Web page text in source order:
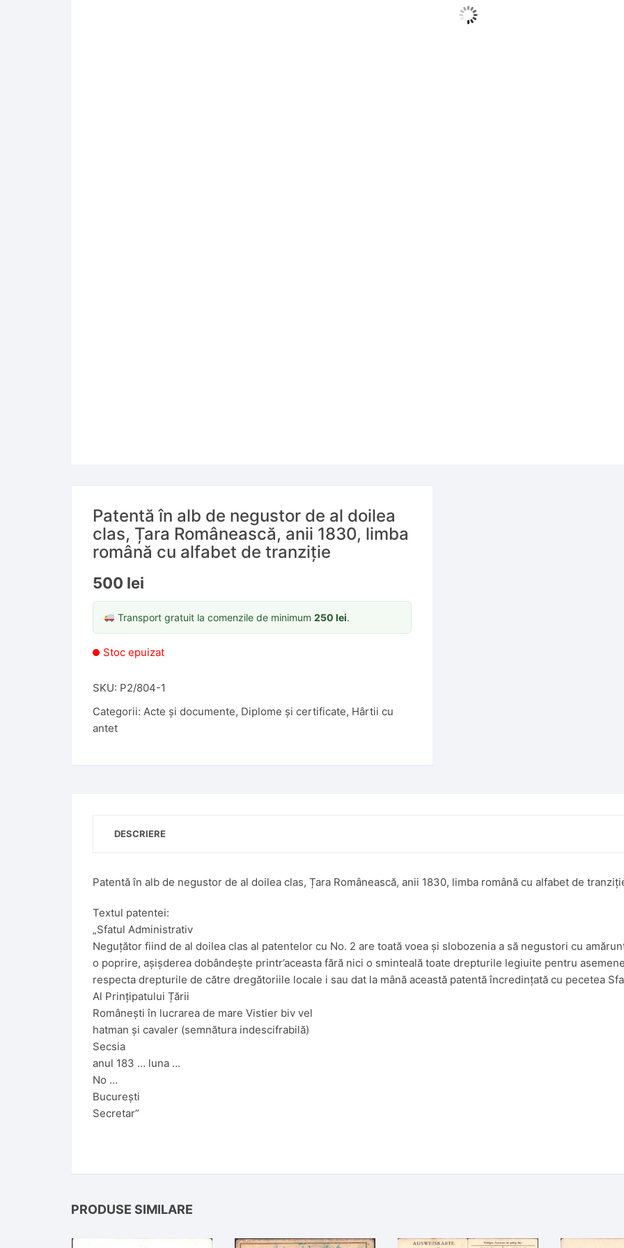
Patentă în alb de negustor de al doilea
clas, Țara Românească, anii 1830, limba
română cu alfabet de tranziție
500 lei
Transport gratuit la comenzile de minimum 250 lei.
Stoc epuizat
SKU: P2/804-1
Categorii: Acte și documente, Diplome și certificate, Hârtii cu
antet
DESCRIERE
Patentă în alb de negustor de al doilea clas, Țara Românească, anii 1830, limba română cu alfabet de
Textul patentei:
„Sfatul Administrativ
Neguțător fiind de al doilea clas al patentelor cu No. 2 are toată voea și slobozenia a să negustori cu
o poprire, așișderea dobândește printr’aceasta fără nici o sminteală toate drepturile legiuite pentru
respecta drepturile de către dregătoriile locale i sau dat la mână această patentă încredințată cu pecetea
Al Prințipatului Țării
Românești în lucrarea de mare Vistier biv vel
hatman și cavaler (semnătura indescifrabilă)
Secsia
anul 183 … luna …
No …
București
Secretar”
PRODUSE SIMILARE